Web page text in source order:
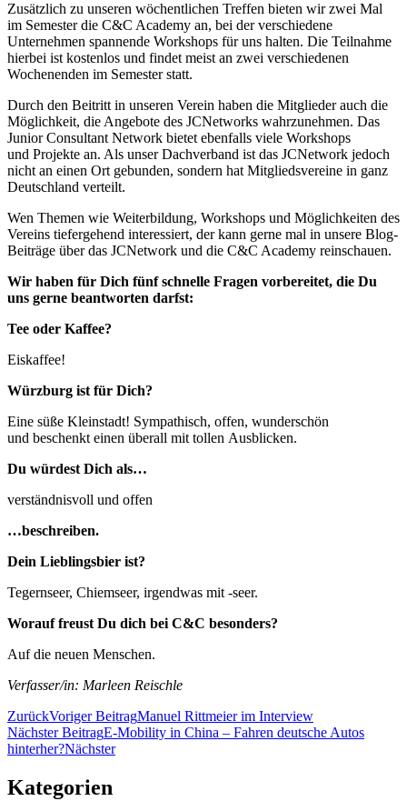
Zusätzlich zu unseren wöchentlichen Treffen bieten wir zwei Mal
im Semester die C&C Academy an, bei der verschiedene
Unternehmen spannende Workshops für uns halten. Die Teilnahme
hierbei ist kostenlos und findet meist an zwei verschiedenen
Wochenenden im Semester statt.
Durch den Beitritt in unseren Verein haben die Mitglieder auch die
Möglichkeit, die Angebote des JCNetworks wahrzunehmen. Das
Junior Consultant Network bietet ebenfalls viele Workshops
und Projekte an. Als unser Dachverband ist das JCNetwork jedoch
nicht an einen Ort gebunden, sondern hat Mitgliedsvereine in ganz
Deutschland verteilt.
Wen Themen wie Weiterbildung, Workshops und Möglichkeiten des
Vereins tiefergehend interessiert, der kann gerne mal in unsere Blog-
Beiträge über das JCNetwork und die C&C Academy reinschauen.
Wir haben für Dich fünf schnelle Fragen vorbereitet, die Du
uns gerne beantworten darfst:
Tee oder Kaffee?
Eiskaffee!
Würzburg ist für Dich?
Eine süße Kleinstadt! Sympathisch, offen, wunderschön
und beschenkt einen überall mit tollen Ausblicken.
Du würdest Dich als…
verständnisvoll und offen
…beschreiben.
Dein Lieblingsbier ist?
Tegernseer, Chiemseer, irgendwas mit -seer.
Worauf freust Du dich bei C&C besonders?
Auf die neuen Menschen.
Verfasser/in: Marleen Reischle
ZurückVoriger BeitragManuel Rittmeier im Interview
Nächster BeitragE-Mobility in China – Fahren deutsche Autos
hinterher?Nächster
Kategorien